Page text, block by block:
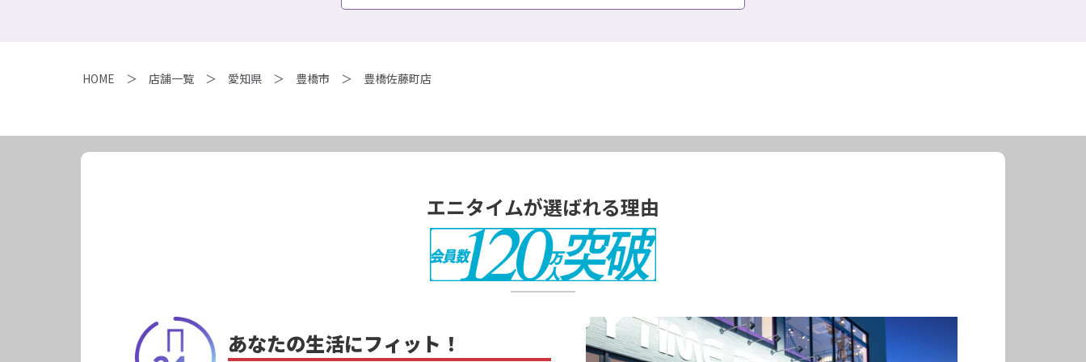
HOME 店舗一覧 愛知県 豊橋市 豊橋佐藤町店
エニタイムが選ばれる理由
あなたの生活にフィット！